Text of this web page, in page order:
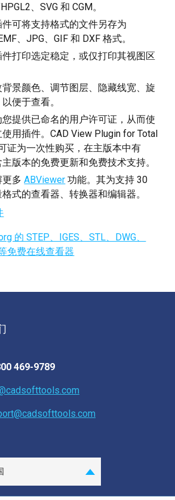
、SVG 和 CGM。
件可将支持格式的文件另存为
、JPG、GIF 和 DXF 格式。
打印选定稳定，或仅打印其视图区
背景颜色、调节图层、隐藏线宽、旋
便于查看。
您提供已命名的用户许可证，从而使
用插件。CAD View Plugin for Total
证为一次性购买，在主版本中有
版本的免费更新和免费技术支持。
更多ABViewer 功能。其为支持 30
式的查看器、转换器和编辑器。
的 STEP、IGES、STL、DWG、
免费在线查看器
469-9789